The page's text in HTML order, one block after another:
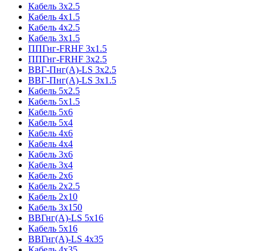
Кабель 3x2.5
Кабель 4x1.5
Кабель 4x2.5
Кабель 3x1.5
ППГнг-FRHF 3x1.5
ППГнг-FRHF 3x2.5
ВВГ-Пнг(А)-LS 3x2.5
ВВГ-Пнг(А)-LS 3x1.5
Кабель 5x2.5
Кабель 5x1.5
Кабель 5x6
Кабель 5x4
Кабель 4x6
Кабель 4x4
Кабель 3x6
Кабель 3x4
Кабель 2x6
Кабель 2x2.5
Кабель 2x10
Кабель 3x150
ВВГнг(А)-LS 5x16
Кабель 5x16
ВВГнг(А)-LS 4x35